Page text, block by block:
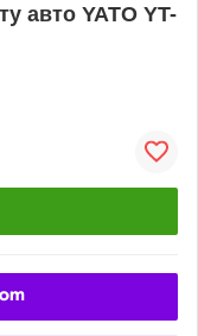
авто YATO YT-